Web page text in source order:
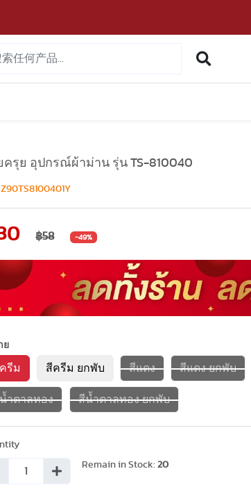
ครุย อุปกรณ์ผ้าม่าน รุ่น TS-810040
฿58 -49%
ย
รีม สีครีม ยกพับ สีแดง สีแดง ยกพับ
ำตาลทอง สีน้ำตาลทอง ยกพับ
Remain in Stock: 20